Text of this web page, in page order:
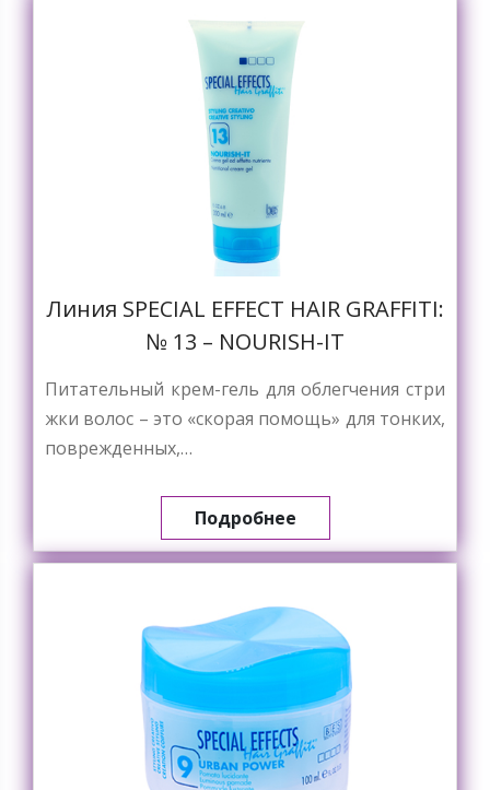
Линия SPECIAL EFFECT HAIR GRAFFITI:
№ 13 – NOURISH-IT
Питательный крем-гель для облегчения стри
жки волос – это «скорая помощь» для тонких,
поврежденных,…
Подробнее